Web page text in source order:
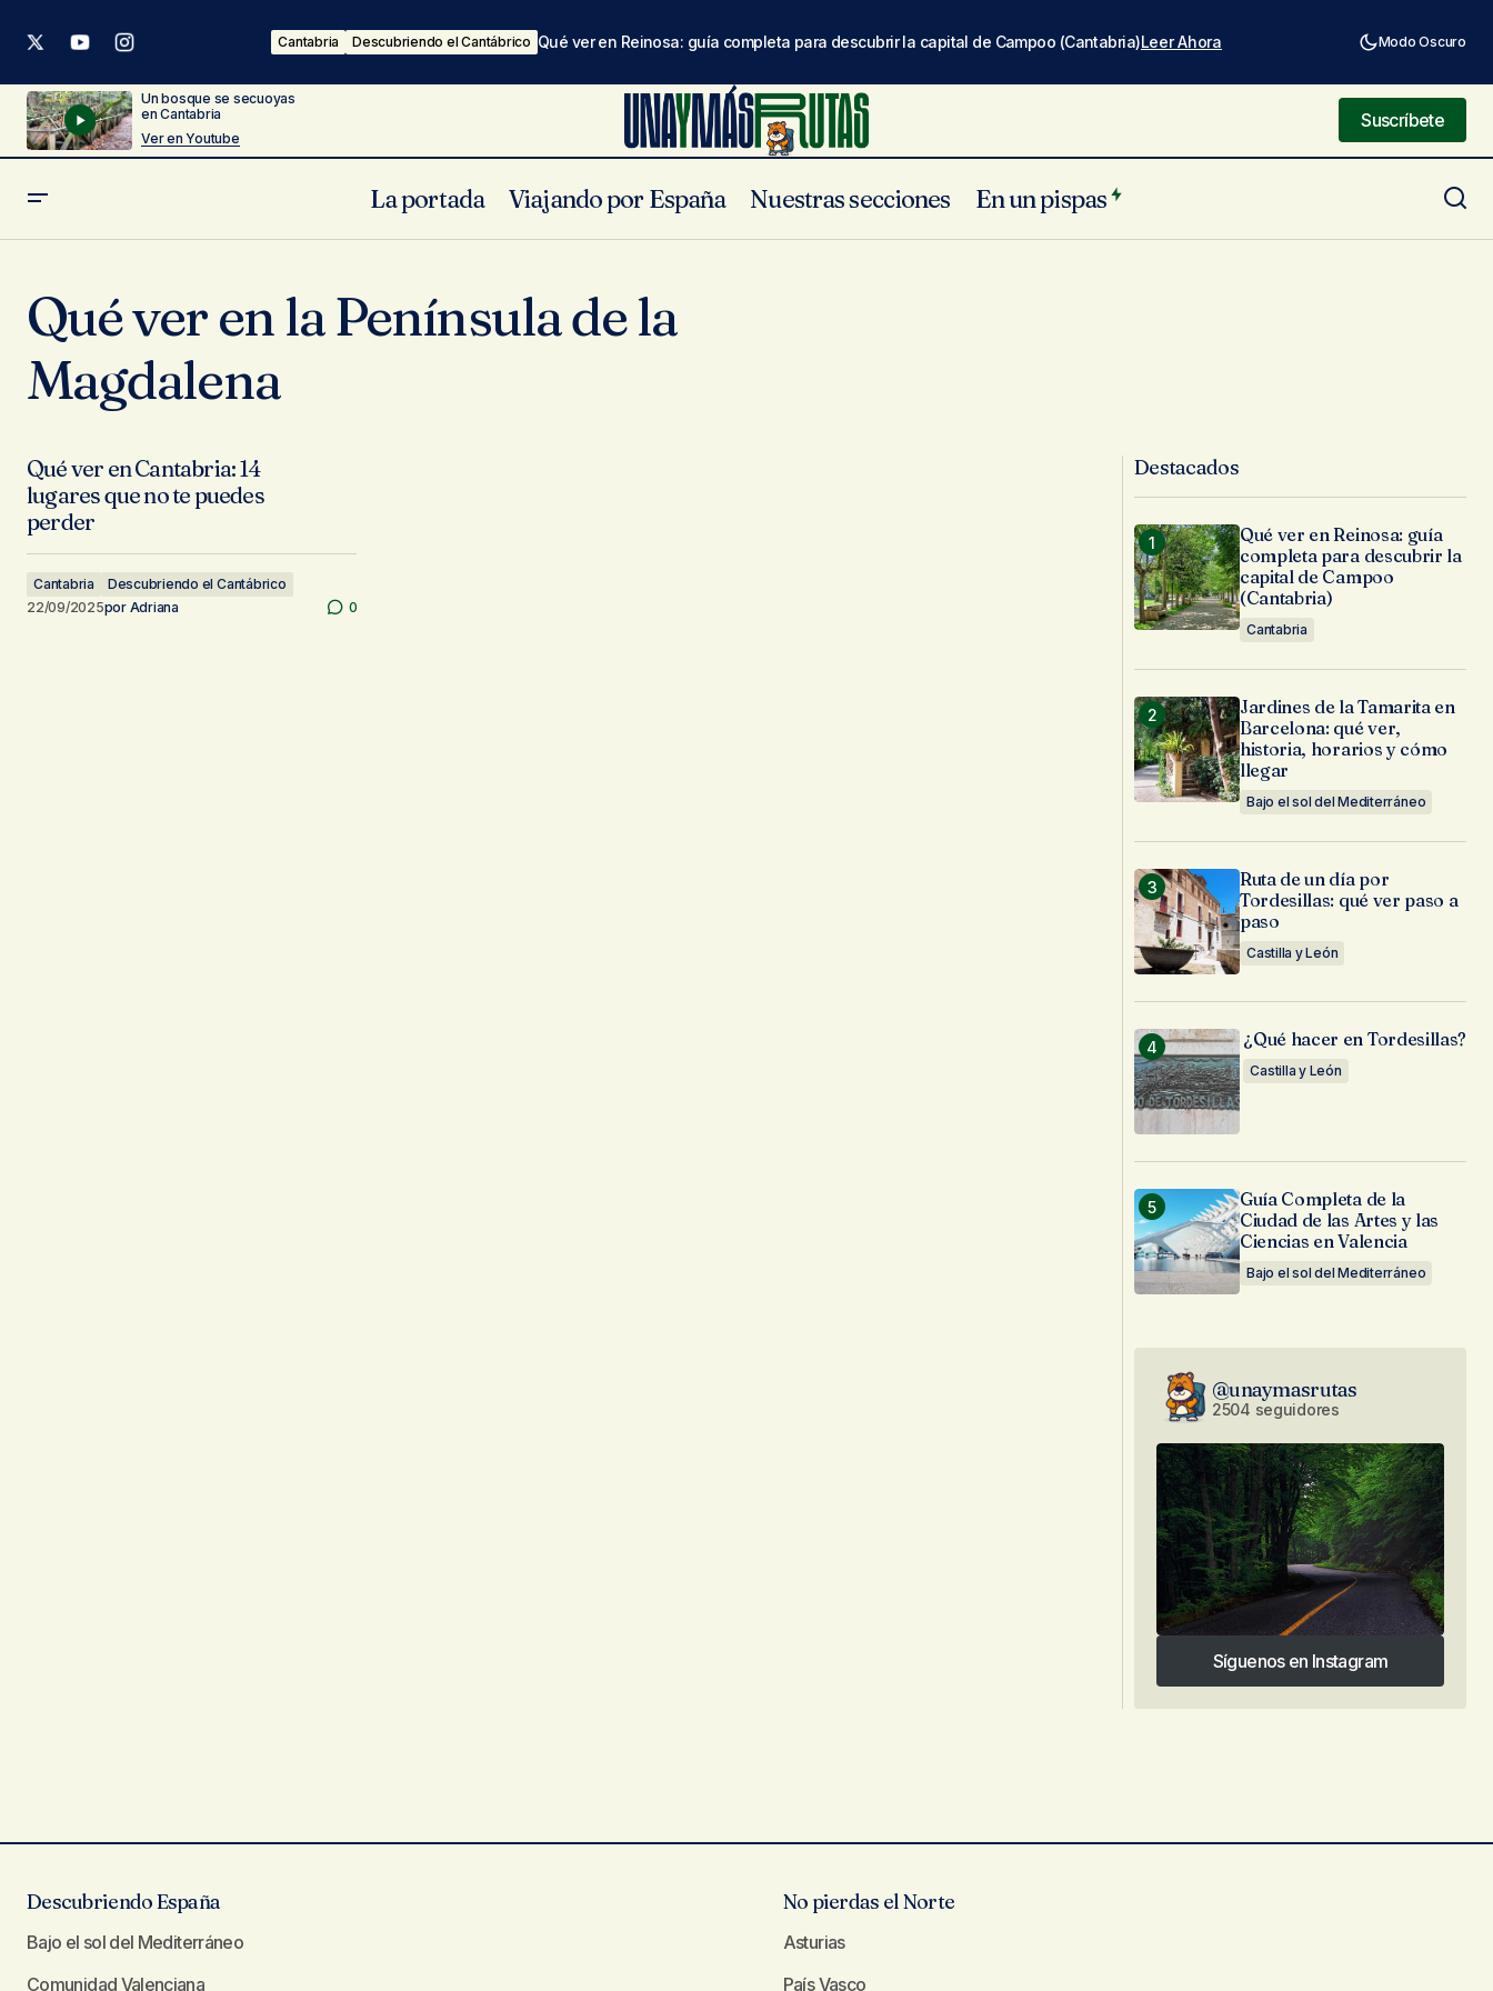
Cantabria Descubriendo el Cantábrico Qué ver en Reinosa: guía completa para descubrir la capital de Campoo (Cantabria)Leer Ahora Modo Oscuro
Un bosque se secuoyas
en Cantabria
Ver en Youtube
Suscríbete
Suscríbete
La portada Viajando por España Nuestras secciones En un pispas
Qué ver en la Península de la
Magdalena
Qué ver en Cantabria: 14
lugares que no te puedes
perder
Cantabria
Descubriendo el Cantábrico
22/09/2025por Adriana 0
Destacados
Qué ver en Reinosa: guía
completa para descubrir la
capital de Campoo
(Cantabria)
Cantabria
Jardines de la Tamarita en
Barcelona: qué ver,
historia, horarios y cómo
llegar
Bajo el sol del Mediterráneo
Ruta de un día por
Tordesillas: qué ver paso a
paso
Castilla y León
¿Qué hacer en Tordesillas?
Castilla y León
Guía Completa de la
Ciudad de las Artes y las
Ciencias en Valencia
Bajo el sol del Mediterráneo
@unaymasrutas
2504 seguidores
Síguenos en Instagram
Síguenos en Instagram
Descubriendo España
Bajo el sol del Mediterráneo
Comunidad Valenciana
No pierdas el Norte
Asturias
País Vasco